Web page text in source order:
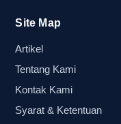
Terbaik
Ketika
Site Map
Artikel
Tentang Kami
Kontak Kami
Syarat & Ketentuan